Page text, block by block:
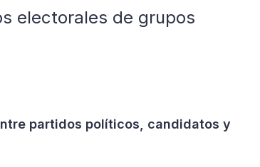
electorales de grupos
partidos políticos, candidatos y